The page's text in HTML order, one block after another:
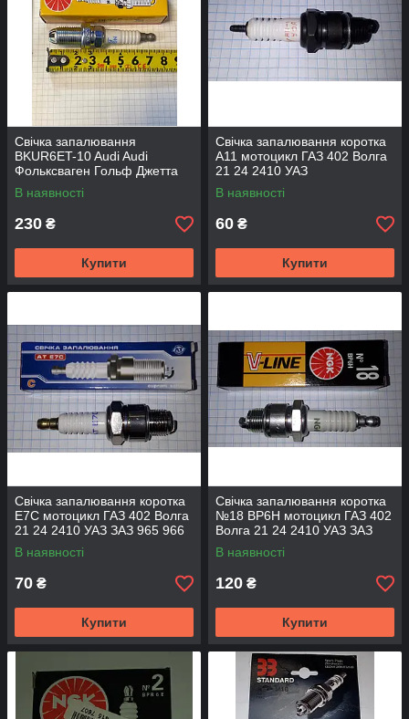
Свічка запалювання
BKUR6ET-10 Audi Audi
Фольксваген Гольф Джетта
Пассат Шкода Октавія Skoda
Octavia Сеат БМВ NGK
В наявності
230 ₴
Купити
Свічка запалювання коротка
А11 мотоцикл ГАЗ 402 Волга
21 24 2410 УАЗ
В наявності
60 ₴
Купити
Свічка запалювання коротка
E7C мотоцикл ГАЗ 402 Волга
21 24 2410 УАЗ ЗАЗ 965 966 ​​
968 моторні човни AT
В наявності
70 ₴
Купити
Свічка запалювання коротка
№18 BP6H мотоцикл ГАЗ 402
Волга 21 24 2410 УАЗ ЗАЗ
965 966 ​​968 моторні човни
NGK
В наявності
120 ₴
Купити